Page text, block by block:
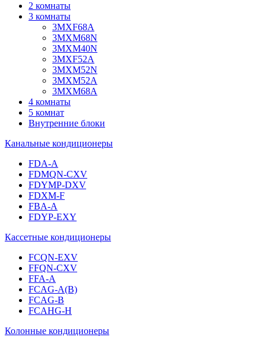
2 комнаты
3 комнаты
3MXF68A
3MXM68N
3MXM40N
3MXF52A
3MXM52N
3MXM52A
3MXM68A
4 комнаты
5 комнат
Внутренние блоки
Канальные кондиционеры
FDA-A
FDMQN-CXV
FDYMP-DXV
FDXM-F
FBA-A
FDYP-EXY
Кассетные кондиционеры
FCQN-EXV
FFQN-CXV
FFA-A
FCAG-A(B)
FCAG-B
FCAHG-H
Колонные кондиционеры